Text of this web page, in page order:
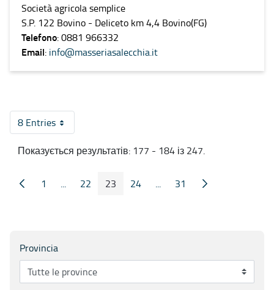
Società agricola semplice
S.P. 122 Bovino - Deliceto km 4,4 Bovino(FG)
Telefono: 0881 966332
Email: info@masseriasalecchia.it
8 EntriesНа сторінку
Показується результатів: 177 - 184 із 247.
Попередні сторінка
Сторінка
1 ...
Проміжні сторінки
Сторінка
22 Сторінка
23 Сторінка
24 ...
Проміжні сторінки
Сторінка
31 Наступна
Provincia